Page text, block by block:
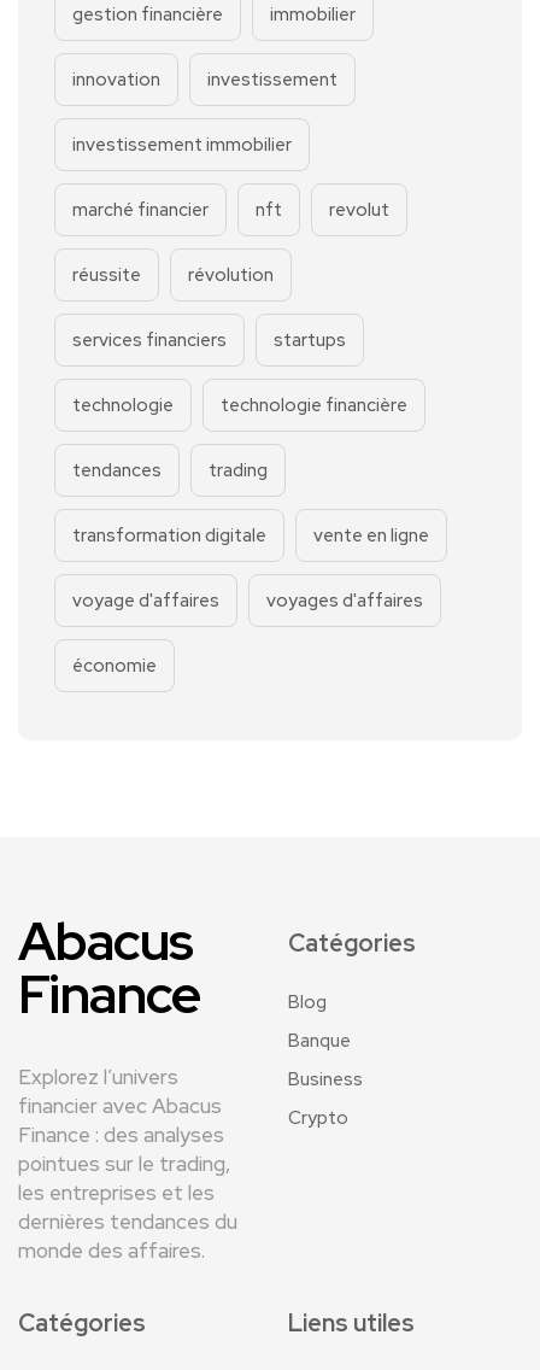
gestion financière immobilier
innovation investissement
investissement immobilier
marché financier nft revolut
réussite révolution
services financiers startups
technologie technologie financière
tendances trading
transformation digitale vente en ligne
voyage d'affaires voyages d'affaires
économie
Abacus
Finance
Explorez l’univers
financier avec Abacus
Finance : des analyses
pointues sur le trading,
les entreprises et les
dernières tendances du
monde des affaires.
Catégories
Blog
Banque
Business
Crypto
Catégories Liens utiles